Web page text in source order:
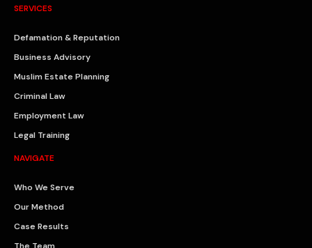
SERVICES
Defamation & Reputation
Business Advisory
Muslim Estate Planning
Criminal Law
Employment Law
Legal Training
NAVIGATE
Who We Serve
Our Method
Case Results